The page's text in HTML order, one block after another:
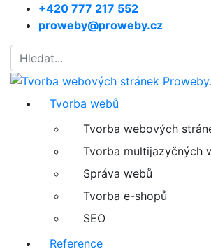
+420 777 217 552
proweby@proweby.cz
Tvorba webů
Tvorba webových
Tvorba multijazyčných
Správa webů
Tvorba e-shopů
SEO
Reference